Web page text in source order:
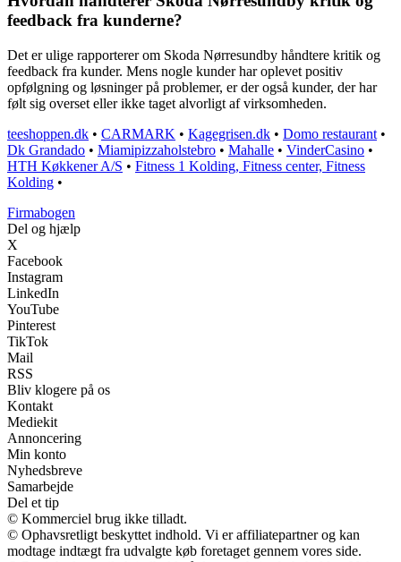
feedback fra kunderne?
Det er ulige rapporterer om Skoda Nørresundby håndtere kritik og
feedback fra kunder. Mens nogle kunder har oplevet positiv
opfølgning og løsninger på problemer, er der også kunder, der har
følt sig overset eller ikke taget alvorligt af virksomheden.
teeshoppen.dk • CARMARK • Kagegrisen.dk • Domo restaurant •
Dk Grandado • Miamipizzaholstebro • Mahalle • VinderCasino •
HTH Køkkener A/S • Fitness 1 Kolding, Fitness center, Fitness
Kolding •
Firmabogen
Del og hjælp
X
Facebook
Instagram
LinkedIn
YouTube
Pinterest
TikTok
Mail
RSS
Bliv klogere på os
Kontakt
Mediekit
Annoncering
Min konto
Nyhedsbreve
Samarbejde
Del et tip
© Kommerciel brug ikke tilladt.
© Ophavsretligt beskyttet indhold. Vi er affiliatepartner og kan
modtage indtægt fra udvalgte køb foretaget gennem vores side.